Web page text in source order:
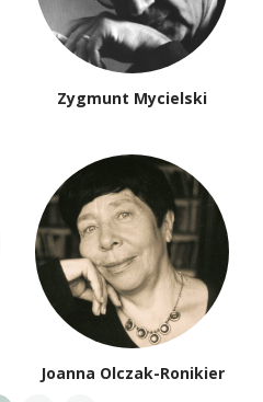
Zygmunt Mycielski
Joanna Olczak-Ronikier